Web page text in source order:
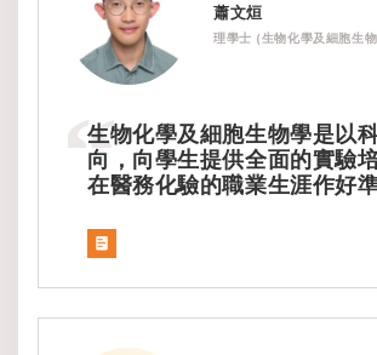
蕭文烜
理學士 (生物化學及細胞生
生物化學及細胞生物學是以
向，向學生提供全面的實驗
在醫務化驗的職業生涯作好